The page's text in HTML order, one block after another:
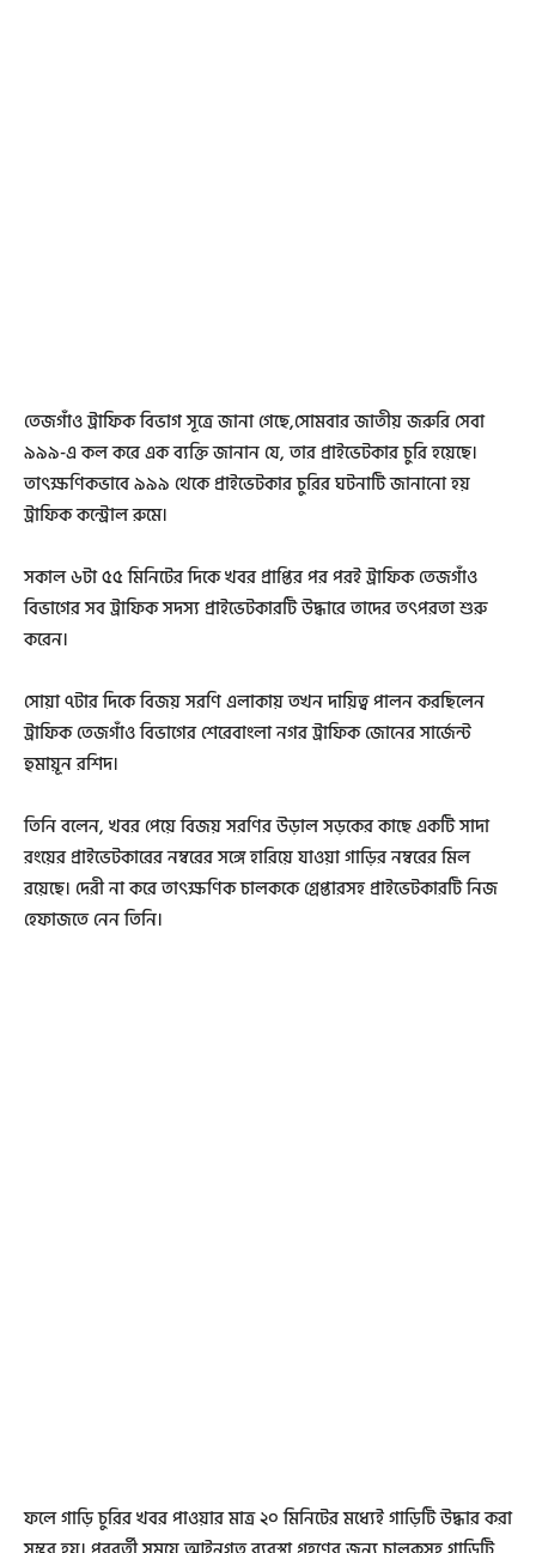
তেজগাঁও ট্রাফিক বিভাগ সূত্রে জানা গেছে,সোমবার জাতীয় জরুরি সেবা
৯৯৯-এ কল করে এক ব্যক্তি জানান যে, তার প্রাইভেটকার চুরি হয়েছে।
তাৎক্ষণিকভাবে ৯৯৯ থেকে প্রাইভেটকার চুরির ঘটনাটি জানানো হয়
ট্রাফিক কন্ট্রোল রুমে।
সকাল ৬টা ৫৫ মিনিটের দিকে খবর প্রাপ্তির পর পরই ট্রাফিক তেজগাঁও
বিভাগের সব ট্রাফিক সদস্য প্রাইভেটকারটি উদ্ধারে তাদের তৎপরতা শুরু
করেন।
সোয়া ৭টার দিকে বিজয় সরণি এলাকায় তখন দায়িত্ব পালন করছিলেন
ট্রাফিক তেজগাঁও বিভাগের শেরেবাংলা নগর ট্রাফিক জোনের সার্জেন্ট
হুমায়ূন রশিদ।
তিনি বলেন, খবর পেয়ে বিজয় সরণির উড়াল সড়কের কাছে একটি সাদা
রংয়ের প্রাইভেটকারের নম্বরের সঙ্গে হারিয়ে যাওয়া গাড়ির নম্বরের মিল
রয়েছে। দেরী না করে তাৎক্ষণিক চালককে গ্রেপ্তারসহ প্রাইভেটকারটি নিজ
হেফাজতে নেন তিনি।
ফলে গাড়ি চুরির খবর পাওয়ার মাত্র ২০ মিনিটের মধ্যেই গাড়িটি উদ্ধার করা